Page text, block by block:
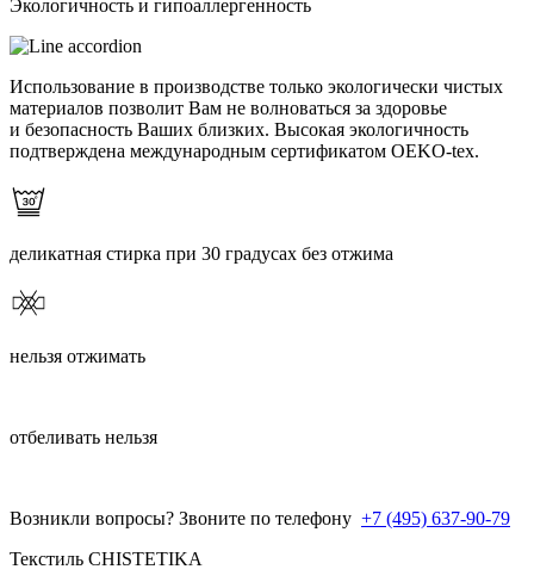
Экологичность и гипоаллергенность
Использование в производстве только экологически чистых
материалов позволит Вам не волноваться за здоровье
и безопасность Ваших близких. Высокая экологичность
подтверждена международным сертификатом OEKO-tex.
деликатная стирка при 30 градусах без отжима
нельзя отжимать
отбеливать нельзя
Возникли вопросы? Звоните по телефону +7 (495) 637-90-79
Текстиль CHISTETIKA